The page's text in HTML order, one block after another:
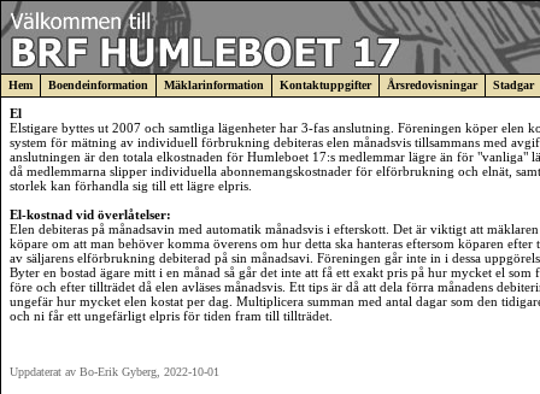
Hem Boendeinformation Mäklarinformation Kontaktuppgifter Årsredovisningar Stadgar
El
Elstigare byttes ut 2007 och samtliga lägenheter har 3-fas anslutning. Föreningen köper elen
system för mätning av individuell förbrukning debiteras elen månadsvis tillsammans med
anslutningen är den totala elkostnaden för Humleboet 17:s medlemmar lägre än för "vanliga"
då medlemmarna slipper individuella abonnemangskostnader för elförbrukning och elnät,
storlek kan förhandla sig till ett lägre elpris.
El-kostnad vid överlåtelser:
Elen debiteras på månadsavin med automatik månadsvis i efterskott. Det är viktigt att
köpare om att man behöver komma överens om hur detta ska hanteras eftersom köparen
av säljarens elförbrukning debiterad på sin månadsavi. Föreningen går inte in i dessa
Byter en bostad ägare mitt i en månad så går det inte att få ett exakt pris på hur mycket el
före och efter tillträdet då elen avläses månadsvis. Ett tips är då att dela förra månadens
ungefär hur mycket elen kostat per dag. Multiplicera summan med antal dagar som den
och ni får ett ungefärligt elpris för tiden fram till tillträdet.
Uppdaterat av Bo-Erik Gyberg, 2022-10-01